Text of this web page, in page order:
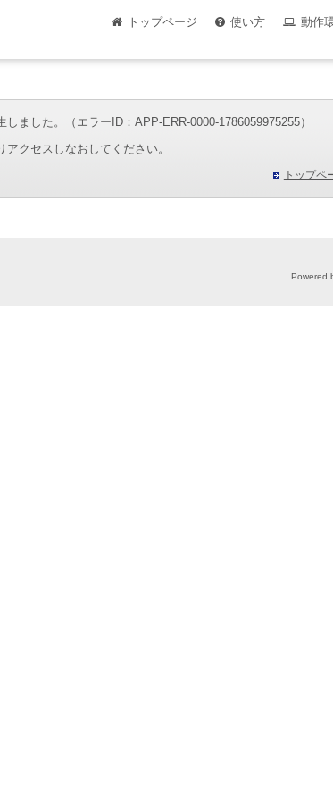
トップページ 使い方 動作
ました。（エラーID：APP-ERR-0000-1786059975255）
クセスしなおしてください。
トップペ
Powered